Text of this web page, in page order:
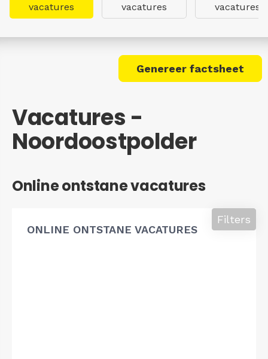
vacatures
vacatures
vacatures
Genereer factsheet
Vacatures -
Noordoostpolder
Online ontstane vacatures
ONLINE ONTSTANE VACATURES
Filters